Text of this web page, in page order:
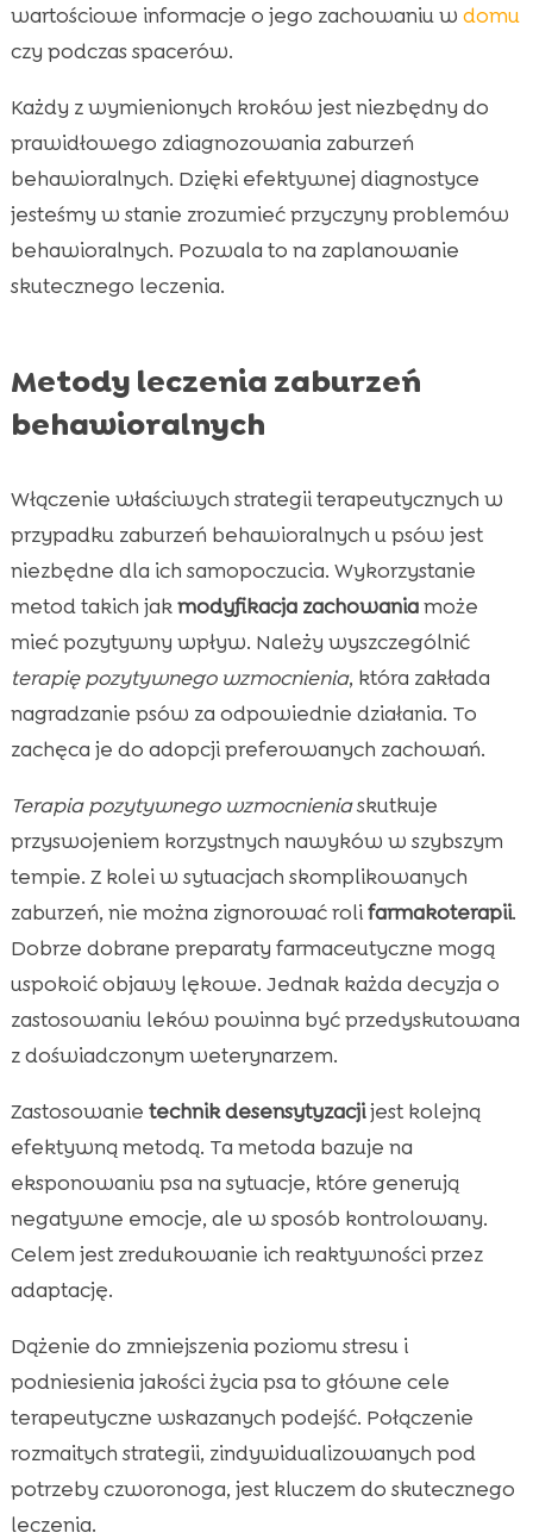
wartościowe informacje o jego zachowaniu w domu
czy podczas spacerów.
Każdy z wymienionych kroków jest niezbędny do
prawidłowego zdiagnozowania zaburzeń
behawioralnych. Dzięki efektywnej diagnostyce
jesteśmy w stanie zrozumieć przyczyny problemów
behawioralnych. Pozwala to na zaplanowanie
skutecznego leczenia.
Metody leczenia zaburzeń
behawioralnych
Włączenie właściwych strategii terapeutycznych w
przypadku zaburzeń behawioralnych u psów jest
niezbędne dla ich samopoczucia. Wykorzystanie
metod takich jakmodyfikacja zachowaniamoże
mieć pozytywny wpływ. Należy wyszczególnić
terapię pozytywnego wzmocnienia, która zakłada
nagradzanie psów za odpowiednie działania. To
zachęca je do adopcji preferowanych zachowań.
Terapia pozytywnego wzmocnieniaskutkuje
przyswojeniem korzystnych nawyków w szybszym
tempie. Z kolei w sytuacjach skomplikowanych
zaburzeń, nie można zignorować rolifarmakoterapii.
Dobrze dobrane preparaty farmaceutyczne mogą
uspokoić objawy lękowe. Jednak każda decyzja o
zastosowaniu leków powinna być przedyskutowana
z doświadczonym weterynarzem.
Zastosowanie technik desensytyzacjijest kolejną
efektywną metodą. Ta metoda bazuje na
eksponowaniu psa na sytuacje, które generują
negatywne emocje, ale w sposób kontrolowany.
Celem jest zredukowanie ich reaktywności przez
adaptację.
Dążenie do zmniejszenia poziomu stresu i
podniesienia jakości życia psa to główne cele
terapeutyczne wskazanych podejść. Połączenie
rozmaitych strategii, zindywidualizowanych pod
potrzeby czworonoga, jest kluczem do skutecznego
leczenia.